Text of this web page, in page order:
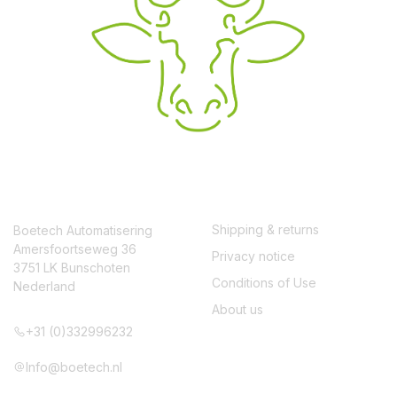
Boetech Automatisering
Amersfoortseweg 36
3751 LK Bunschoten
Nederland
+31 (0)332996232
Info@boetech.nl
Shipping & returns
Privacy notice
Conditions of Use
About us